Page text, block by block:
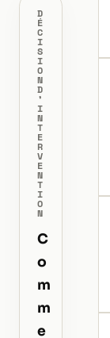
D
É
C
I
S
I
O
N
D
’
I
N
T
E
R
V
E
N
T
I
O
N
C
o
m
m
e